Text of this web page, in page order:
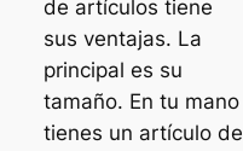
de artículos tiene
sus ventajas. La
principal es su
tamaño. En tu mano
tienes un artículo de